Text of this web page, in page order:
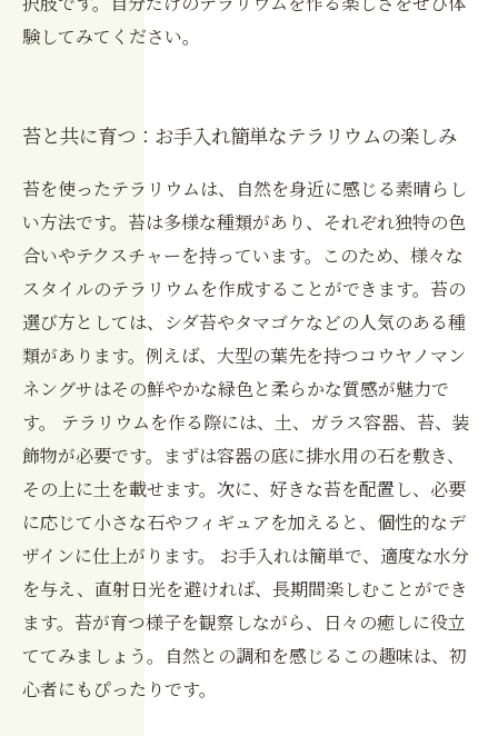
験してみてください。
苔と共に育つ：お手入れ簡単なテラリウムの楽しみ
苔を使ったテラリウムは、自然を身近に感じる素晴らし
い方法です。苔は多様な種類があり、それぞれ独特の色
合いやテクスチャーを持っています。このため、様々な
スタイルのテラリウムを作成することができます。苔の
選び方としては、シダ苔やタマゴケなどの人気のある種
類があります。例えば、大型の葉先を持つコウヤノマン
ネングサはその鮮やかな緑色と柔らかな質感が魅力で
す。 テラリウムを作る際には、土、ガラス容器、苔、装
飾物が必要です。まずは容器の底に排水用の石を敷き、
その上に土を載せます。次に、好きな苔を配置し、必要
に応じて小さな石やフィギュアを加えると、個性的なデ
ザインに仕上がります。 お手入れは簡単で、適度な水分
を与え、直射日光を避ければ、長期間楽しむことができ
ます。苔が育つ様子を観察しながら、日々の癒しに役立
ててみましょう。自然との調和を感じるこの趣味は、初
心者にもぴったりです。